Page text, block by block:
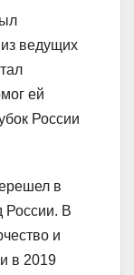
ведущих
ей
России
в
России. В
и
в 2019